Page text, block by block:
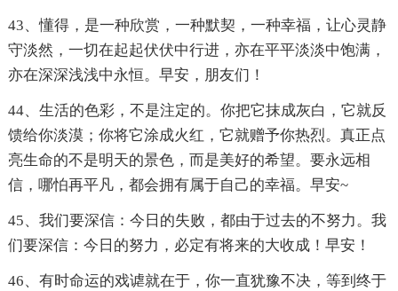
43、懂得，是一种欣赏，一种默契，一种幸福，让心灵静
守淡然，一切在起起伏伏中行进，亦在平平淡淡中饱满，
亦在深深浅浅中永恒。早安，朋友们！
44、生活的色彩，不是注定的。你把它抹成灰白，它就反
馈给你淡漠；你将它涂成火红，它就赠予你热烈。真正点
亮生命的不是明天的景色，而是美好的希望。要永远相
信，哪怕再平凡，都会拥有属于自己的幸福。早安~
45、我们要深信：今日的失败，都由于过去的不努力。我
们要深信：今日的努力，必定有将来的大收成！早安！
46、有时命运的戏谑就在于，你一直犹豫不决，等到终于